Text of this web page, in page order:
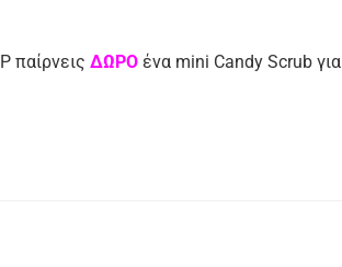
παίρνεις ΔΩΡΟ ένα mini Candy Scrub για